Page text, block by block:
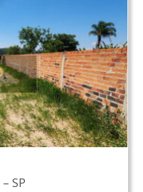
– SP